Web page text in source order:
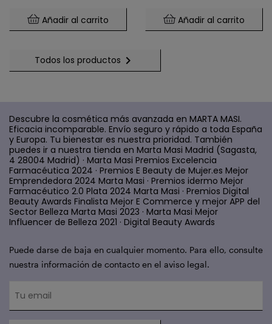
Añadir al carrito Añadir al carrito
Todos los productos 
Descubre la cosmética más avanzada en MARTA MASI.
Eficacia incomparable. Envío seguro y rápido a toda España
y Europa. Tu bienestar es nuestra prioridad. También
puedes ir a nuestra tienda en Marta Masi Madrid (Sagasta,
4 28004 Madrid) · Marta Masi Premios Excelencia
Farmacéutica 2024 · Premios E Beauty de Mujer.es Mejor
Emprendedora 2024 Marta Masi · Premios idermo Mejor
Farmacéutico 2.0 Plata 2024 Marta Masi · Premios Digital
Beauty Awards Finalista Mejor E Commerce y mejor APP del
Sector Belleza Marta Masi 2023 · Marta Masi Mejor
Influencer de Belleza 2021 · Digital Beauty Awards
Puede darse de baja en cualquier momento. Para ello, consulte
nuestra información de contacto en el aviso legal.